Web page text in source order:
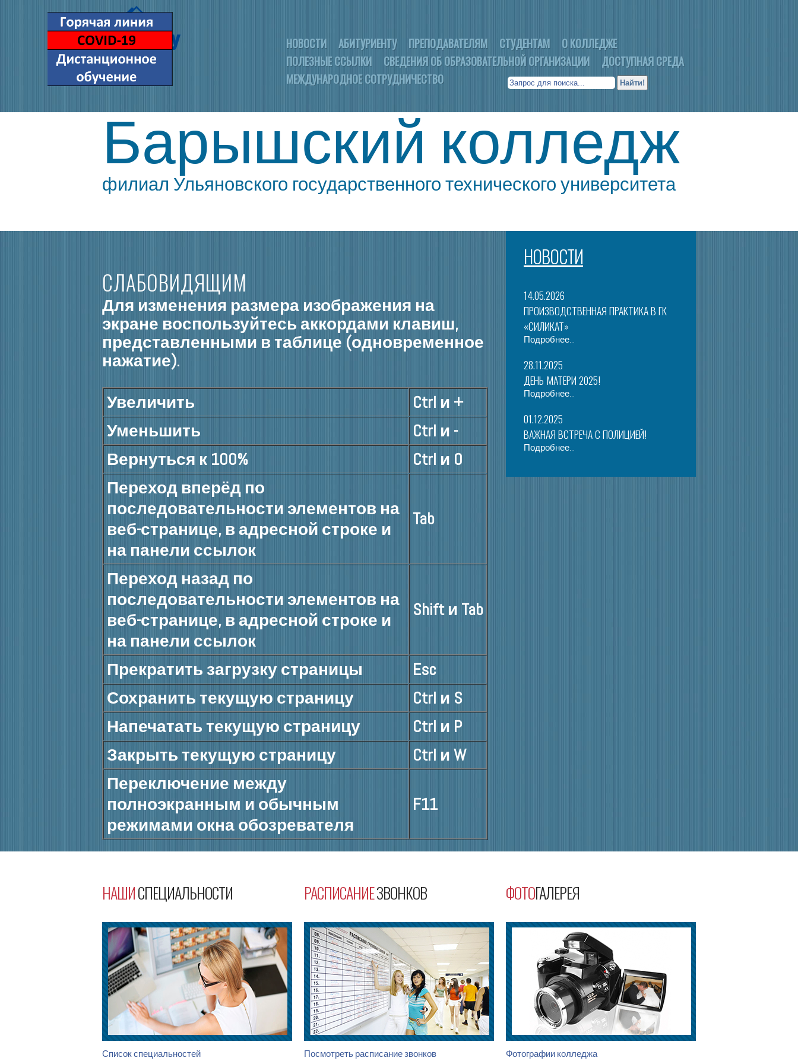
НОВОСТИ АБИТУРИЕНТУ ПРЕПОДАВАТЕЛЯМ СТУДЕНТАМ
О КОЛЛЕДЖЕ
ПОЛЕЗНЫЕ ССЫЛКИ
СВЕДЕНИЯ ОБ ОБРАЗОВАТЕЛЬНОЙ ОРГАНИЗАЦИИ
ДОСТУПНАЯ СРЕДА
МЕЖДУНАРОДНОЕ СОТРУДНИЧЕСТВО
Барышский колледж
филиал Ульяновского государственного технического университета
СЛАБОВИДЯЩИМ
Для изменения размера изображения на
экране воспользуйтесь аккордами клавиш,
представленными в таблице (одновременное
нажатие).
Увеличить
Ctrl и +
Уменьшить
Ctrl и -
Вернуться к 100%
Ctrl и 0
Переход вперёд по
последовательности элементов на
веб-странице, в адресной строке и
на панели ссылок
Tab
Переход назад по
последовательности элементов на
веб-странице, в адресной строке и
на панели ссылок
Shift и Tab
Прекратить загрузку страницы
Esc
Сохранить текущую страницу
Ctrl и S
Напечатать текущую страницу
Ctrl и P
Закрыть текущую страницу
Ctrl и W
Переключение между
полноэкранным и обычным
режимами окна обозревателя
F11
НОВОСТИ
14.05.2026
ПРОИЗВОДСТВЕННАЯ ПРАКТИКА В ГК
«СИЛИКАТ»
Подробнее...
28.11.2025
ДЕНЬ МАТЕРИ 2025!
Подробнее...
01.12.2025
ВАЖНАЯ ВСТРЕЧА С ПОЛИЦИЕЙ!
Подробнее...
НАШИСПЕЦИАЛЬНОСТИ
Список специальностей
РАСПИСАНИЕЗВОНКОВ
Посмотреть расписание звонков
ФОТОГАЛЕРЕЯ
Фотографии колледжа